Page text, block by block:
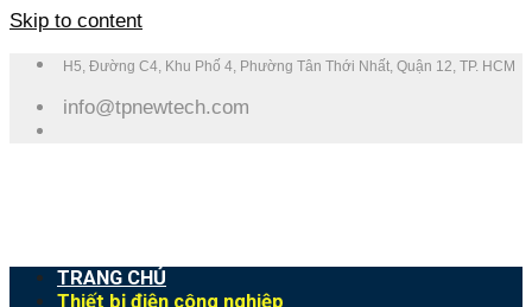
Skip to content
H5, Đường C4, Khu Phố 4, Phường Tân Thới Nhất, Quận 12, TP. HCM
info@tpnewtech.com
TRANG CHỦ
Thiết bị điện công nghiệp